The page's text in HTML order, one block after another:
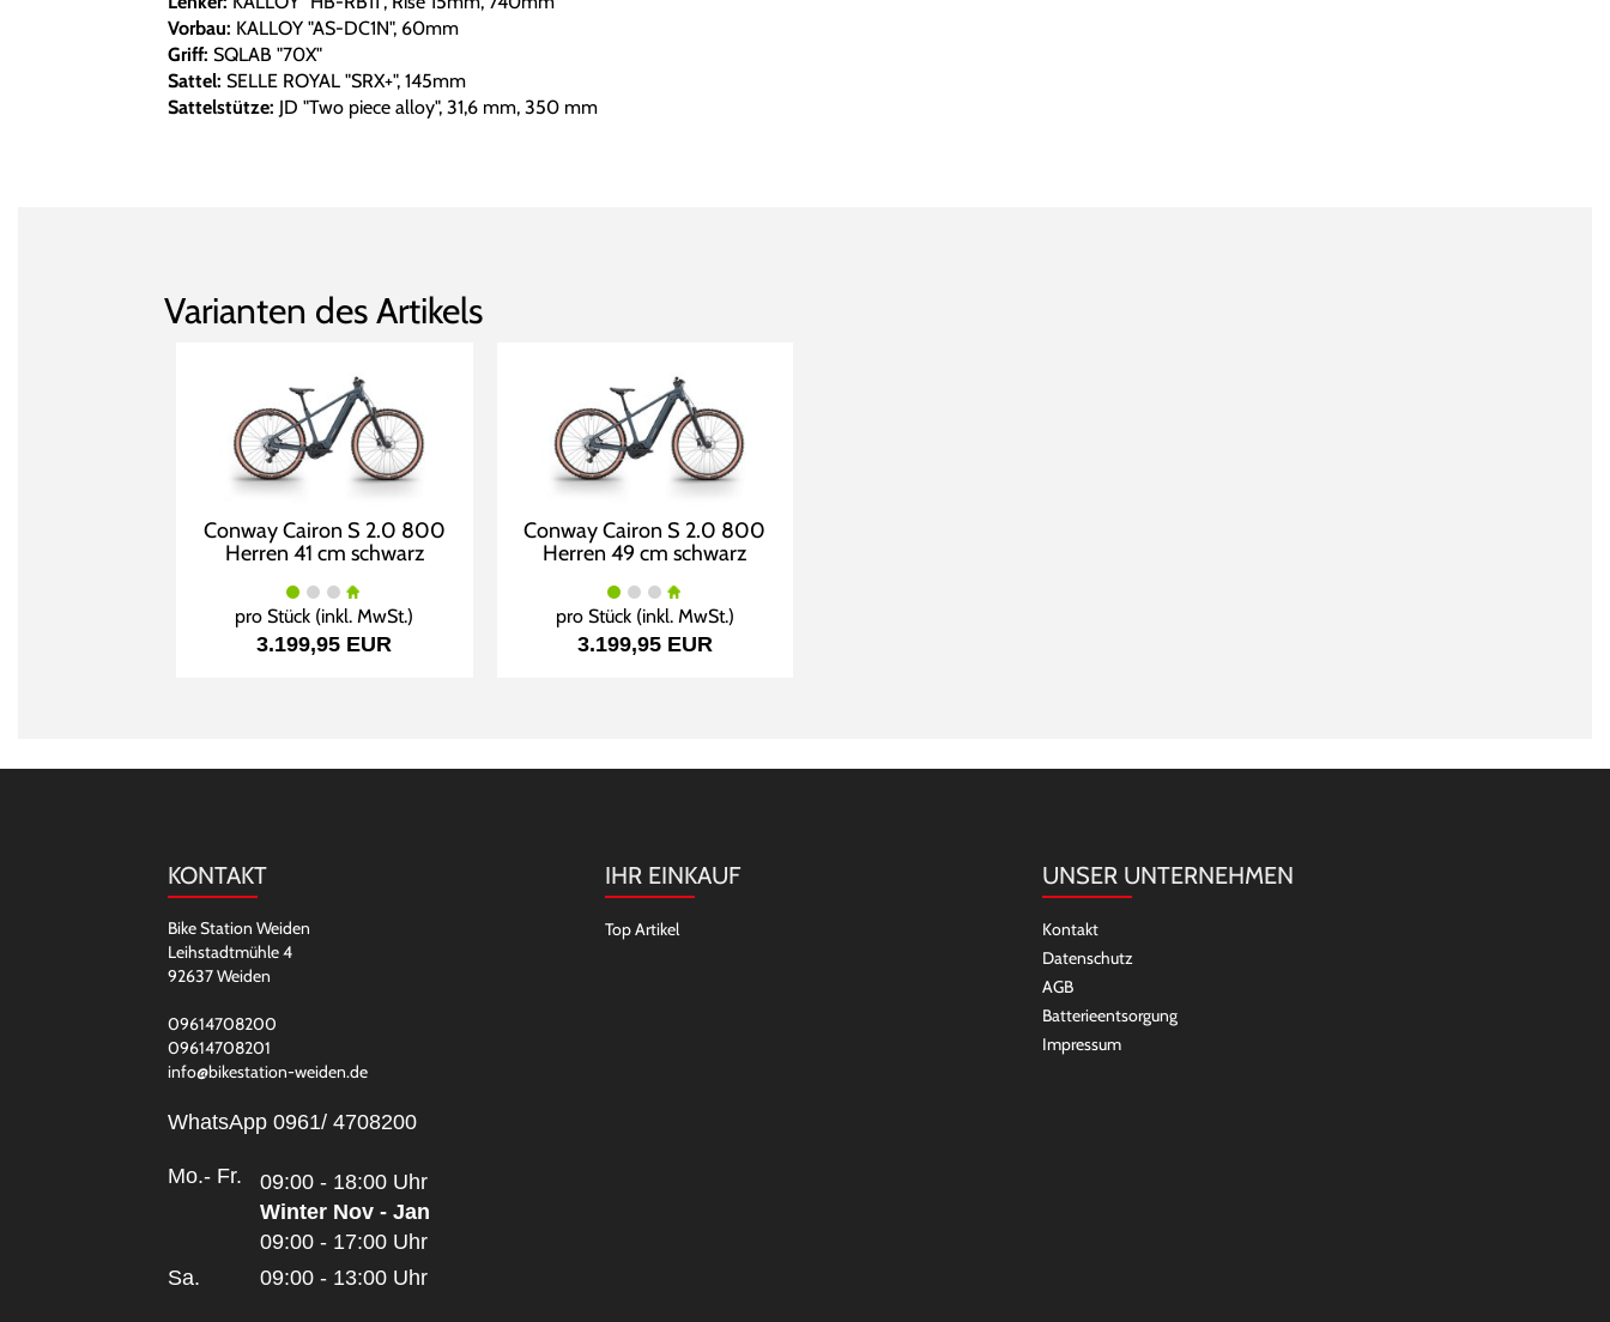
Vorbau: KALLOY "AS-DC1N", 60mm
Griff: SQLAB "70X"
Sattel: SELLE ROYAL "SRX+", 145mm
Sattelstütze: JD "Two piece alloy", 31,6 mm, 350 mm
Varianten des Artikels
Conway Cairon S 2.0 800
Herren 41 cm schwarz
pro Stück (inkl. MwSt.)
3.199,95 EUR
Conway Cairon S 2.0 800
Herren 49 cm schwarz
pro Stück (inkl. MwSt.)
3.199,95 EUR
KONTAKT
Bike Station Weiden
Leihstadtmühle 4
92637 Weiden
09614708200
09614708201
info@bikestation-weiden.de
WhatsApp 0961/ 4708200
Mo.- Fr. 09:00 - 18:00 Uhr
Winter Nov - Jan
09:00 - 17:00 Uhr
Sa.
09:00 - 13:00 Uhr
IHR EINKAUF
Top Artikel
UNSER UNTERNEHMEN
Kontakt
Datenschutz
AGB
Batterieentsorgung
Impressum